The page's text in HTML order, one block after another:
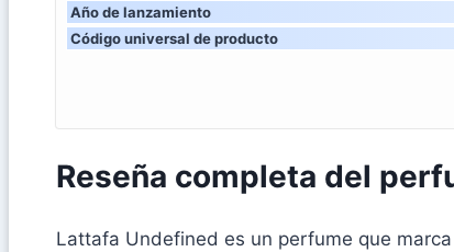
Año de lanzamiento
Código universal de producto
Reseña completa del
Lattafa Undefined es un perfume que